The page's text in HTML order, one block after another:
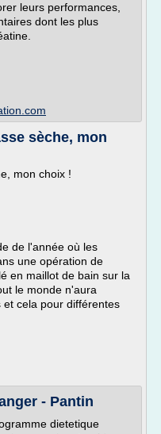
leurs performances,
dont les plus
sèche, mon
mon choix !
de l'année où les
une opération de
en maillot de bain sur la
le monde n'aura
cela pour différentes
- Pantin
dietetique